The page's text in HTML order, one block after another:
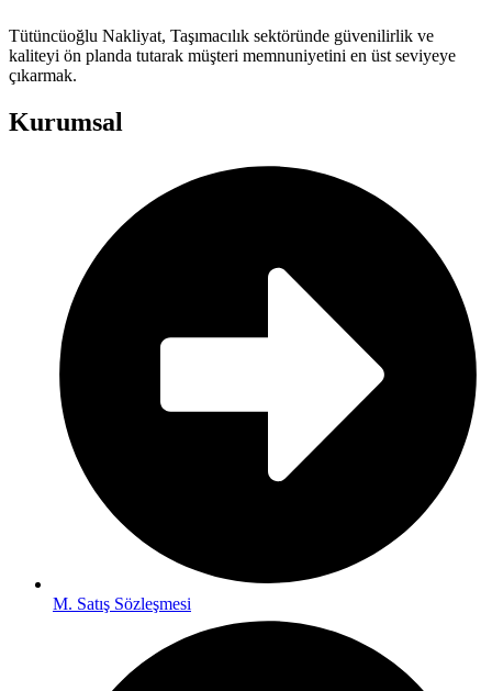
Tütüncüoğlu Nakliyat, Taşımacılık sektöründe güvenilirlik ve
kaliteyi ön planda tutarak müşteri memnuniyetini en üst seviyeye
çıkarmak.
Kurumsal
M. Satış Sözleşmesi